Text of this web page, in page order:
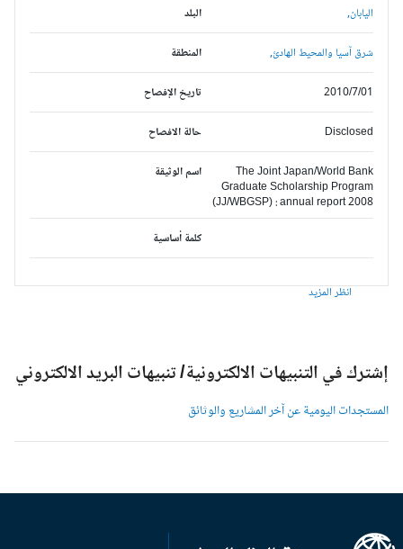
البلد اليابان,
المنطقة شرق آسيا والمحيط الهادئ,
تاريخ الإفصاح 2010/7/01
حالة الافصاح Disclosed
اسم الوثيقة
The Joint Japan/World Bank
Graduate Scholarship Program
(JJ/WBGSP) : annual report 2008
كلمة أساسية
انظر المزيد
إشترك في التنبيهات الالكترونية/ تنبيهات البريد الالكتروني
المستجدات اليومية عن آخر المشاريع والوثائق